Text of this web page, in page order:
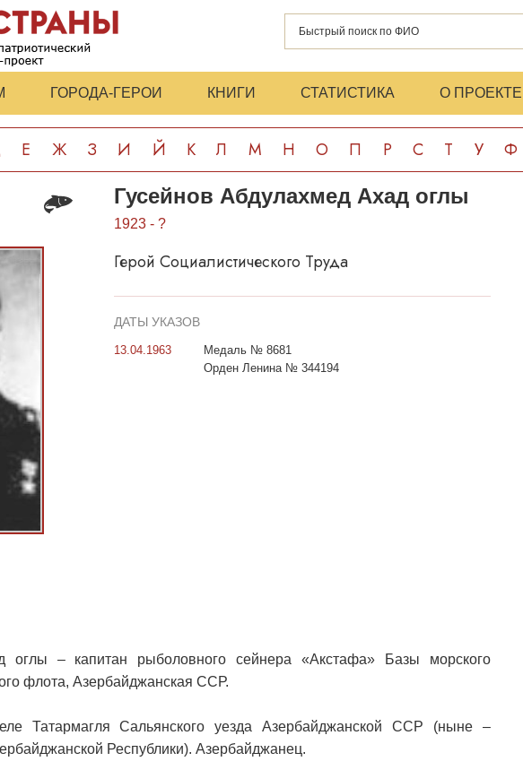
ГОРОДА-ГЕРОИ КНИГИ СТАТИСТИКА О ПРОЕКТЕ
Е Ж З И Й К Л М Н О П Р С Т У Ф
Гусейнов Абдулахмед Ахад оглы
1923 - ?
Герой Социалистического Труда
ДАТЫ УКАЗОВ
13.04.1963
Медаль № 8681
Орден Ленина № 344194
оглы – капитан рыболовного сейнера «Акстафа» Базы морского
флота, Азербайджанская ССР.
Татармагля Сальянского уезда Азербайджанской ССР (ныне –
Республики). Азербайджанец.